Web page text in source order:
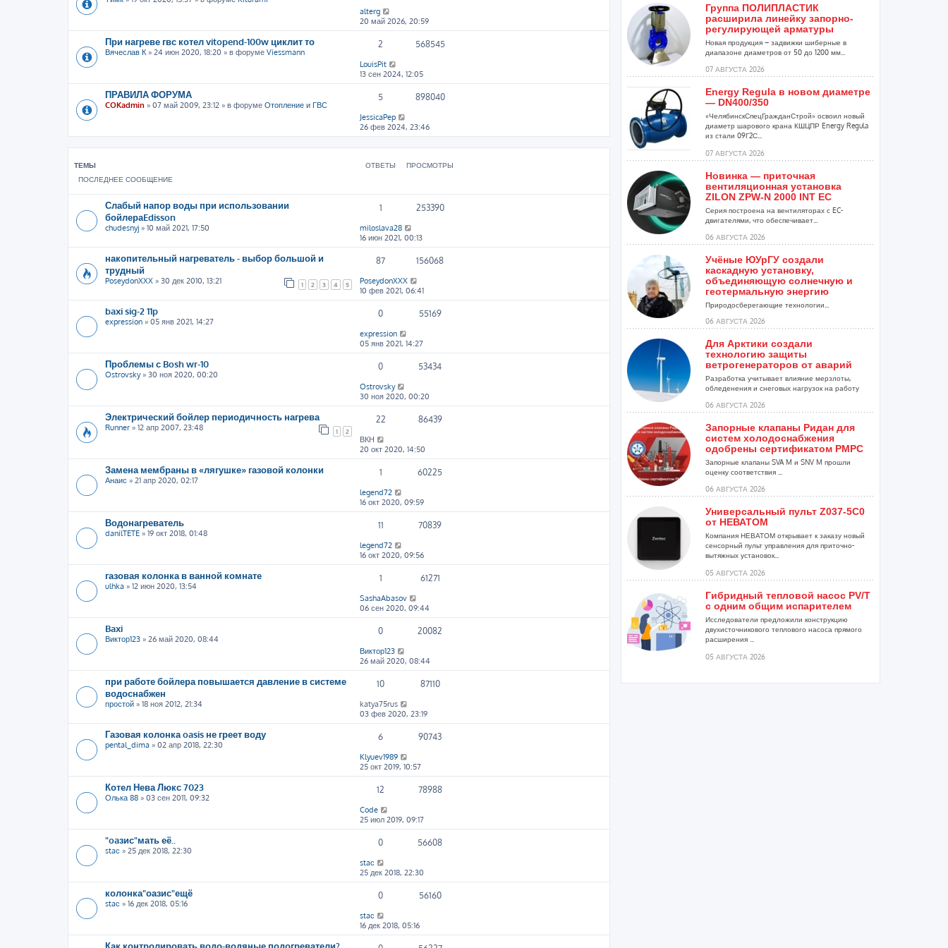
alterg
20 май 2026, 20:59
При нагреве гвс котел vitopend-100w циклит то
Вячеслав К » 24 июн 2020, 18:20 » в форуме Viessmann
2 568545
LouisPit
13 сен 2024, 12:05
ПРАВИЛА ФОРУМА
COKadmin » 07 май 2009, 23:12 » в форуме Отопление и ГВС
5 898040
JessicaPep
26 фев 2024, 23:46
ТЕМЫ ОТВЕТЫ
ПРОСМОТРЫ
ПОСЛЕДНЕЕ СООБЩЕНИЕ
Слабый напор воды при использовании
бойлераEdisson
chudesnyj » 10 май 2021, 17:50
1 253390
miloslava28
16 июн 2021, 00:13
накопительный нагреватель - выбор большой и
трудный
PoseydonXXX » 30 дек 2010, 13:21 1 2 3 4 5
87 156068
PoseydonXXX
10 фев 2021, 06:41
baxi sig-2 11p
expression » 05 янв 2021, 14:27
0 55169
expression
05 янв 2021, 14:27
Проблемы с Bosh wr-10
Ostrovsky» 30 ноя 2020, 00:20
0 53434
Ostrovsky
30 ноя 2020, 00:20
Электрический бойлер периодичность нагрева
Runner » 12 апр 2007, 23:48 1 2
22 86439
ВКН
20 окт 2020, 14:50
Замена мембраны в «лягушке» газовой колонки
Анаис » 21 апр 2020, 02:17
1 60225
legend72
16 окт 2020, 09:59
Водонагреватель
danilTETE » 19 окт 2018, 01:48
11 70839
legend72
16 окт 2020, 09:56
газовая колонка в ванной комнате
ulhka » 12 июн 2020, 13:54
1 61271
SashaAbasov
06 сен 2020, 09:44
Baxi
Виктор123 » 26 май 2020, 08:44
0 20082
Виктор123
26 май 2020, 08:44
при работе бойлера повышается давление в системе
водоснабжен
простой » 18 ноя 2012, 21:34
10 87110
katya75rus
03 фев 2020, 23:19
Газовая колонка oasis не греет воду
pental_dima » 02 апр 2018, 22:30
6 90743
Klyuev1989
25 окт 2019, 10:57
Котел Нева Люкс 7023
Олька 88 » 03 сен 2011, 09:32
12 78988
Code
25 июл 2019, 09:17
"oaзис"мать её..
staс » 25 дек 2018, 22:30
0 56608
staс
25 дек 2018, 22:30
колонка"оазис"ещё
staс » 16 дек 2018, 05:16
0 56160
staс
16 дек 2018, 05:16
Как контролировать водо-водяные подогреватели?
Группа ПОЛИПЛАСТИК
расширила линейку запорно-
регулирующей арматуры
Новая продукция – задвижки шиберные в
диапазоне диаметров от 50 до 1200 мм...
07 АВГУСТА 2026
Energy Regula в новом диаметре
— DN400/350
«ЧелябинскСпецГражданСтрой» освоил новый
диаметр шарового крана КШЦПР Energy Regula
из стали 09Г2С...
07 АВГУСТА 2026
Новинка — приточная
вентиляционная установка
ZILON ZPW-N 2000 INT EC
Серия построена на вентиляторах с EC-
двигателями, что обеспечивает...
06 АВГУСТА 2026
Учёные ЮУрГУ создали
каскадную установку,
объединяющую солнечную и
геотермальную энергию
Природосберегающие технологии...
06 АВГУСТА 2026
Для Арктики создали
технологию защиты
ветрогенераторов от аварий
Разработка учитывает влияние мерзлоты,
обледенения и снеговых нагрузок на работу
06 АВГУСТА 2026
Запорные клапаны Ридан для
систем холодоснабжения
одобрены сертификатом РМРС
Запорные клапаны SVA M и SNV M прошли
оценку соответствия ...
06 АВГУСТА 2026
Универсальный пульт Z037-5C0
от НЕВАТОМ
Компания НЕВАТОМ открывает к заказу новый
сенсорный пульт управления для приточно-
вытяжных установок...
05 АВГУСТА 2026
Гибридный тепловой насос PV/T
с одним общим испарителем
Исследователи предложили конструкцию
двухисточникового теплового насоса прямого
расширения ...
05 АВГУСТА 2026